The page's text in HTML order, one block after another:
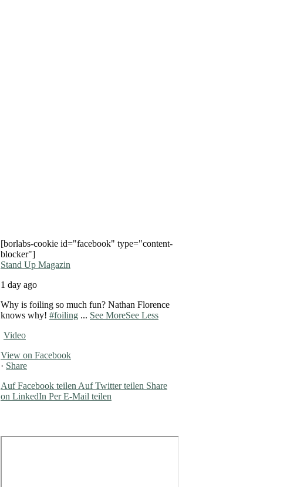
[borlabs-cookie id="facebook" type="content-
blocker"]
Stand Up Magazin
1 day ago
Why is foiling so much fun? Nathan Florence
knows why! #foiling ... See MoreSee Less
Video
View on Facebook
· Share
Auf Facebook teilen Auf Twitter teilen Share
on LinkedIn Per E-Mail teilen